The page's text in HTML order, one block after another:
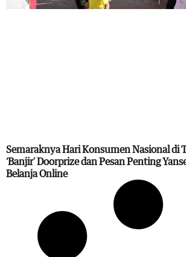
Semaraknya Hari Konsumen Nasional di
‘Banjir’ Doorprize dan Pesan Penting
Belanja Online